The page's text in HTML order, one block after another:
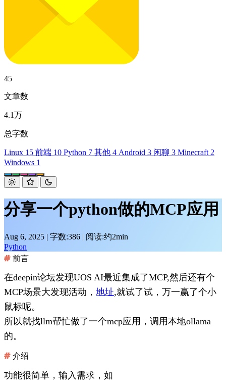
45
文章数
4.1万
总字数
Linux 15 前端 10 Python 7 其他 4 Android 3 闲聊 3 Minecraft 2
Windows 1
分享一个python做的MCP应用
Aug 6, 2025 | 字数:386 | 阅读:约2min
Python
前言
在deepin论坛发现UOS AI最近集成了MCP,然后还有个
MCP场景大发现活动， 地址,就试了试，万一赢了个小
鼠标呢。
所以就找llm帮忙做了一个mcp应用，调用本地ollama
的。
介绍
功能很简单，输入需求，如